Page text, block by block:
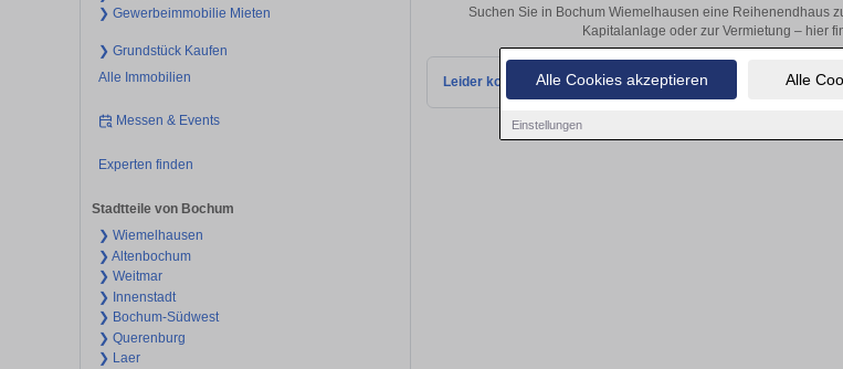
Alle Cookies akzeptieren Alle
Einstellungen
❯ Gewerbeimmobilie Mieten
❯ Grundstück Kaufen
Alle Immobilien
Messen & Events
Experten finden
Stadtteile von Bochum
❯ Wiemelhausen
❯ Altenbochum
❯ Weitmar
❯ Innenstadt
❯ Bochum-Südwest
❯ Querenburg
❯ Laer
Suchen Sie in Bochum Wiemelhausen eine Reihenendhaus
Kapitalanlage oder zur Vermietung – hier
Leider konnten wir derzeit keine passenden Objekte finden.